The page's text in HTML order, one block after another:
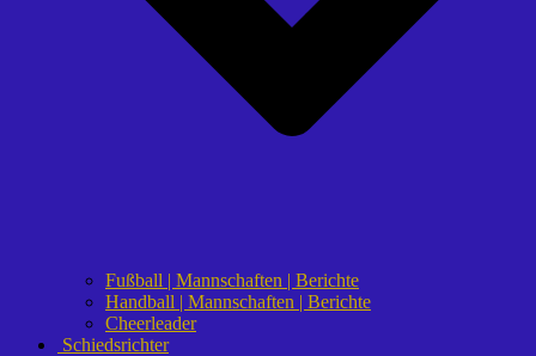
Fußball | Mannschaften | Berichte
Handball | Mannschaften | Berichte
Cheerleader
Schiedsrichter